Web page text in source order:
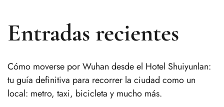
Entradas recientes
Cómo moverse por Wuhan desde el Hotel Shuiyunlan:
tu guía definitiva para recorrer la ciudad como un
local: metro, taxi, bicicleta y mucho más.